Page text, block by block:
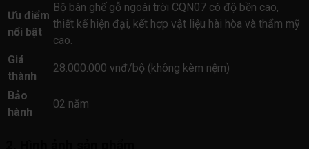
Ưu điểm
nổi bật
Bộ bàn ghế gỗ ngoài trời CQN07 có độ bền cao,
thiết kế hiện đại, kết hợp vật liệu hài hòa và thẩm mỹ
cao.
Giá
thành
28.000.000 vnđ/bộ (không kèm nệm)
Bảo
hành
02 năm